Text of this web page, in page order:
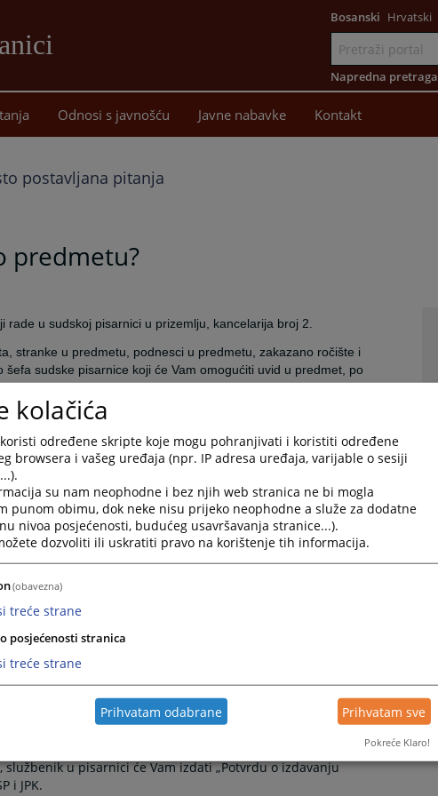
sadržaj
Bosanski Hrvatski
Napredna pretraga
Odnosi s javnošću Javne nabavke Kontakt
postavljana pitanja
predmetu?
u sudskoj pisarnici u prizemlju, kancelarija broj 2.
stranke u predmetu, podnesci u predmetu, zakazano ročište i
sudske pisarnice koji će Vam omogućiti uvid u predmet, po
(JPK)?
u sudskom postupku.
u pisarnici će Vam izdati „Potvrdu o izdavanju
i JPK.
kolačića
određene skripte koje mogu pohranjivati i koristiti određene
browsera i vašeg uređaja (npr. IP adresa uređaja, varijable o sesiji
su nam neophodne i bez njih web stranica ne bi mogla
punom obimu, dok neke nisu prijeko neophodne a služe za dodatne
nivoa posjećenosti, budućeg usavršavanja stranice...).
dozvoliti ili uskratiti pravo na korištenje tih informacija.
(obavezna)
treće strane
posjećenosti stranica
treće strane
Prihvatam odabrane Prihvatam sve
Pokreće Klaro!